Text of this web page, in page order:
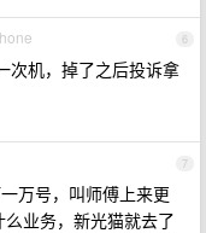
6
次机，掉了之后投诉拿
7
万号，叫师傅上来更
业务，新光猫就去了